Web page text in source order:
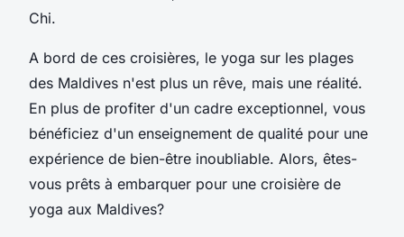
Chi.
A bord de ces croisières, le yoga sur les plages
des Maldives n'est plus un rêve, mais une réalité.
En plus de profiter d'un cadre exceptionnel, vous
bénéficiez d'un enseignement de qualité pour une
expérience de bien-être inoubliable. Alors, êtes-
vous prêts à embarquer pour une croisière de
yoga aux Maldives?